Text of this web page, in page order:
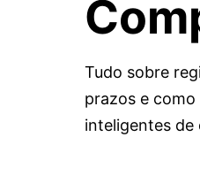
Tudo sobre
prazos e
inteligentes de